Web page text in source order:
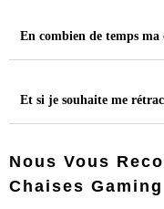
En combien de temps ma
Et si je souhaite me
Nous Vous
Chaises Gaming